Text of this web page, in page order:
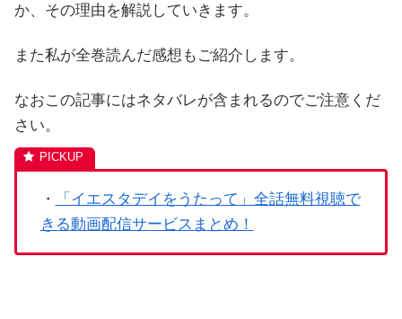
か、その理由を解説していきます。
また私が全巻読んだ感想もご紹介します。
なおこの記事にはネタバレが含まれるのでご注意くだ
さい。
・
「イエスタデイをうたって」全話無料視聴で
きる動画配信サービスまとめ！